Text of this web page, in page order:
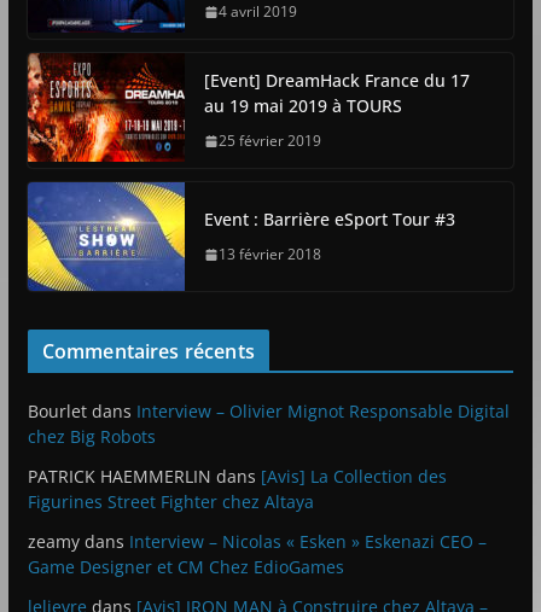
4 avril 2019
[Event] DreamHack France du 17
au 19 mai 2019 à TOURS
25 février 2019
Event : Barrière eSport Tour #3
13 février 2018
Commentaires récents
Bourletdans Interview – Olivier Mignot Responsable Digital
chez Big Robots
PATRICK HAEMMERLIN dans [Avis] La Collection des
Figurines Street Fighter chez Altaya
zeamydans Interview – Nicolas « Esken » Eskenazi CEO –
Game Designer et CM Chez EdioGames
lelievre dans [Avis] IRON MAN à Construire chez Altaya –